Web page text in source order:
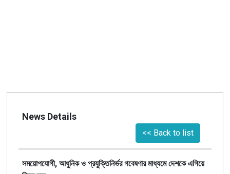
News Details
<< Back to list
সময়োপযোগী, আধুনিক ও প্রযুক্তিনির্ভর গবেষণার মাধ্যমে দেশকে এগিয়ে